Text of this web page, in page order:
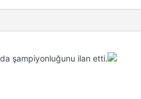
şampiyonluğunu ilan etti.